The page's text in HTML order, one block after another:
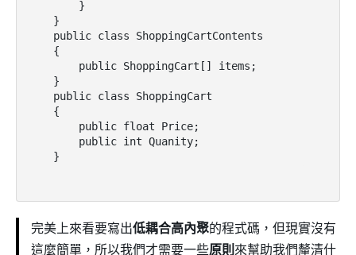
}
public class ShoppingCartContents
{
}
public class ShoppingCart
{
}
完美上來看要寫出低耦合高內聚的程式碼，但現實沒有
這麼簡單，所以我們才需要一些原則 來幫助我們釐清什